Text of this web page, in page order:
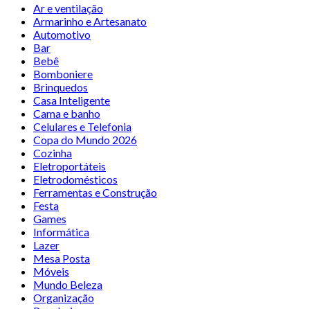
Ar e ventilação
Armarinho e Artesanato
Automotivo
Bar
Bebê
Bomboniere
Brinquedos
Casa Inteligente
Cama e banho
Celulares e Telefonia
Copa do Mundo 2026
Cozinha
Eletroportáteis
Eletrodomésticos
Ferramentas e Construção
Festa
Games
Informática
Lazer
Mesa Posta
Móveis
Mundo Beleza
Organização